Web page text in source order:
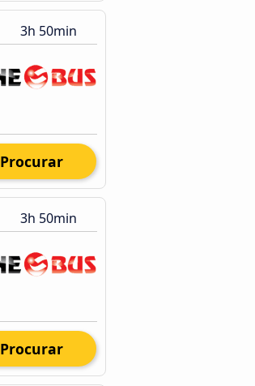
3h 50min
Procurar
3h 50min
Procurar